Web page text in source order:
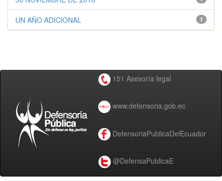
1
UN AÑO ADICIONAL
151 Asesoría legal
www.defensoria.gob.ec
DefensoriaPublicaDelEcuador
@DefensaPublicaE